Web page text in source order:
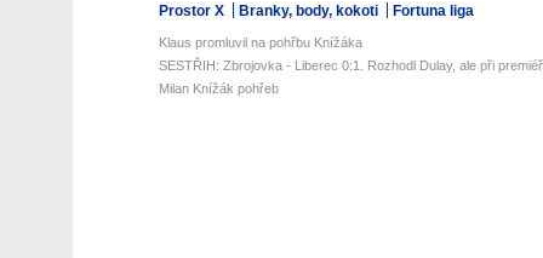
Prostor X Branky, body, kokoti Fortuna liga
Klaus promluvil na pohřbu Knížáka
SESTŘIH: Zbrojovka - Liberec 0:1. Rozhodl Dulay, ale při
Milan Knížák pohřeb